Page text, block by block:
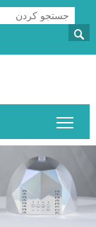
